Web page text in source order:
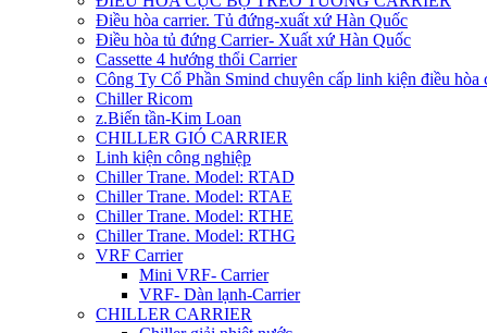
Điều hòa carrier. Tủ đứng-xuất xứ Hàn Quốc
Điều hòa tủ đứng Carrier- Xuất xứ Hàn Quốc
Cassette 4 hướng thổi Carrier
Công Ty Cổ Phần Smind chuyên cấp linh kiện điều hòa
Chiller Ricom
z.Biến tần-Kim Loan
CHILLER GIÓ CARRIER
Linh kiện công nghiệp
Chiller Trane. Model: RTAD
Chiller Trane. Model: RTAE
Chiller Trane. Model: RTHE
Chiller Trane. Model: RTHG
VRF Carrier
Mini VRF- Carrier
VRF- Dàn lạnh-Carrier
CHILLER CARRIER